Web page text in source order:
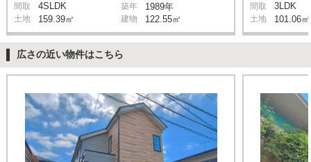
間取 4SLDK 築年 1989年
土地 159.39㎡ 建物 122.55㎡
間取 3LDK
土地 101.06㎡
広さの近い物件はこちら